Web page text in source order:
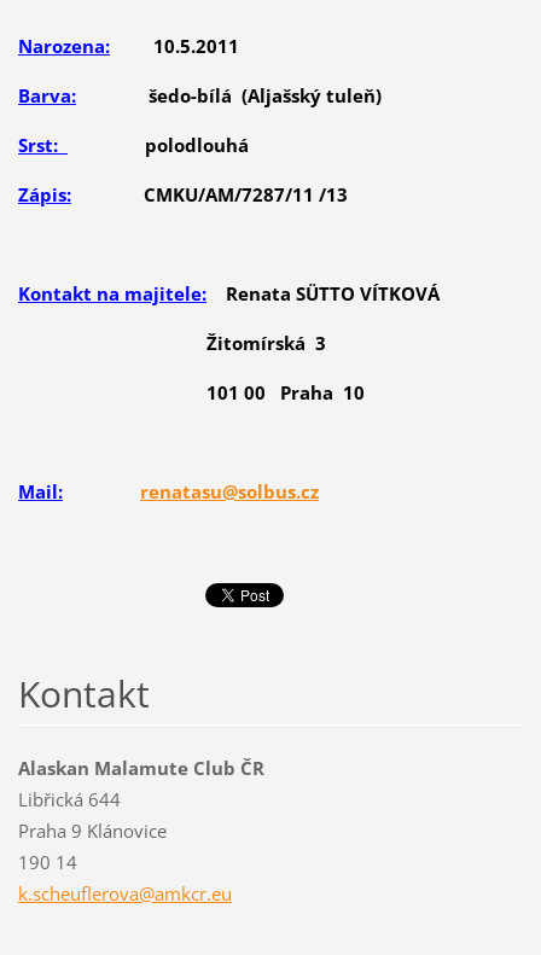
Narozena: 10.5.2011
Barva:šedo-bílá (Aljašský tuleň)
Srst: polodlouhá
Zápis:CMKU/AM/7287/11 /13
Kontakt na majitele:Renata SÜTTO VÍTKOVÁ
Žitomírská 3
101 00 Praha 10
Mail: renatasu@solbus.cz
Kontakt
Alaskan Malamute Club ČR
Libřická 644
Praha 9 Klánovice
190 14
k.scheuflerova@amkcr.eu